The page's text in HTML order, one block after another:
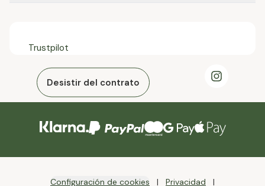
Trustpilot
Desistir del contrato
Configuración de cookies Privacidad